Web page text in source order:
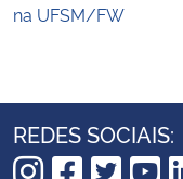
na UFSM/FW
REDES SOCIAIS: